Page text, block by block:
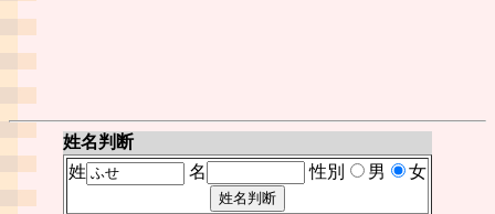
姓名判断
姓
名 性別 男 女